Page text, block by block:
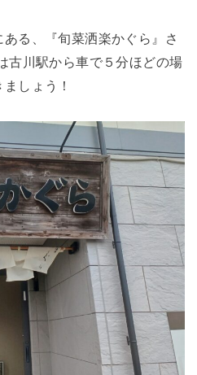
る、『旬菜洒楽かぐら』さ
古川駅から車で５分ほどの場
しょう！